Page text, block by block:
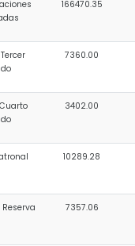
166470.35
7360.00
3402.00
10289.28
Reserva 7357.06